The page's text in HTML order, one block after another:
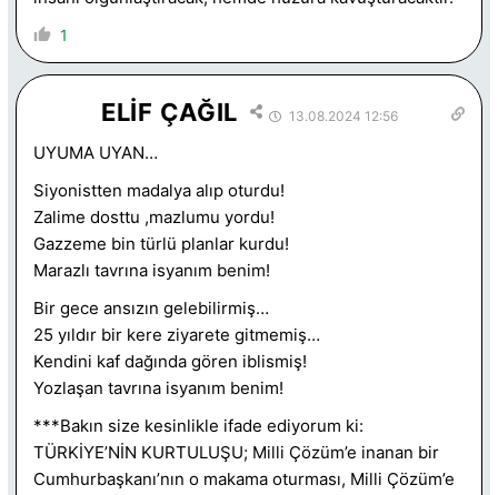
1
ELİF ÇAĞIL 13.08.2024 12:56
UYUMA UYAN…
Siyonistten madalya alıp oturdu!
Zalime dosttu ,mazlumu yordu!
Gazzeme bin türlü planlar kurdu!
Marazlı tavrına isyanım benim!
Bir gece ansızın gelebilirmiş…
25 yıldır bir kere ziyarete gitmemiş…
Kendini kaf dağında gören iblismiş!
Yozlaşan tavrına isyanım benim!
***Bakın size kesinlikle ifade ediyorum ki:
TÜRKİYE’NİN KURTULUŞU; Milli Çözüm’e inanan bir
Cumhurbaşkanı’nın o makama oturması, Milli Çözüm’e